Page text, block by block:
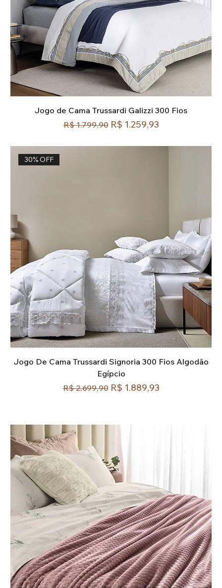
Jogo de Cama Trussardi Galizzi 300 Fios
Preço normal
R$ 1.799,90 Preço promocional
R$ 1.259,93
30% OFF
Jogo De Cama Trussardi Signoria 300 Fios Algodão
Egípcio
Preço normal
R$ 2.699,90 Preço promocional
R$ 1.889,93